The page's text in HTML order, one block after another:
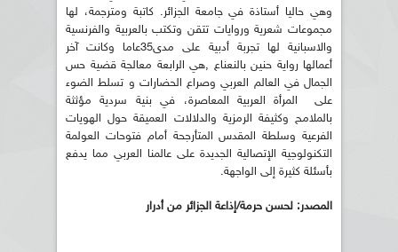
وهي حاليا أستاذة في جامعة الجزائر. كاتبة ومترجمة، لها
مجموعات شعرية وروايات تتقن وتكتب بالعربية والفرنسية
والاسبانية لها تجربة أدبية على مدى35عاما وكانت آخر
أعمالها رواية حنين بالنعناع ,هي الرابعة معالجة قضية حس
الجمال في العالم العربي وصراع الحضارات و تسلط الضوء
على المرأة العربية المعاصرة، في بنية سردية مؤثثة
بالملامح وكثيفة الرمزية والدلالات العميقة حول الهويات
الفرعية وسلطة المقدس المتأرجحة أمام فتوحات العولمة
التكنولوجية الإتصالية الجديدة على عالمنا العربي مما يدفع
بأسئلة كثيرة إلى الواجهة.
المصدر: لحسن حرمة/إذاعة الجزائر من أدرار